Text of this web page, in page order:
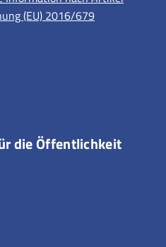
(EU) 2016/679
die Öffentlichkeit